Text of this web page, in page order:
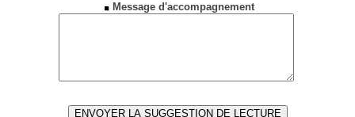
Message d'accompagnement